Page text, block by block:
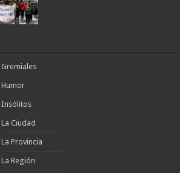
Gremiales
Humor
Insólitos
La Ciudad
La Provincia
La Región